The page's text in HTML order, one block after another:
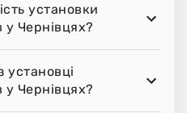
установки
у Чернівцях?
установці
у Чернівцях?